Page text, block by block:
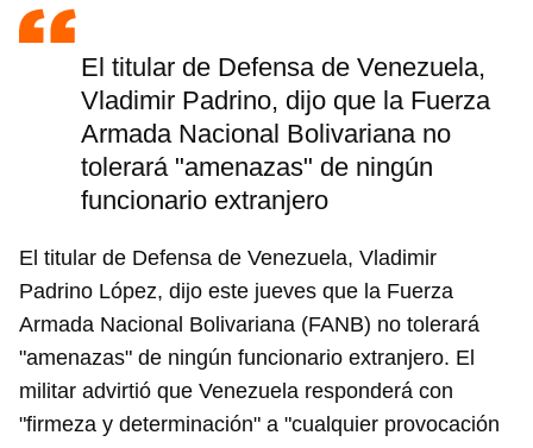
El titular de Defensa de Venezuela,
Vladimir Padrino, dijo que la Fuerza
Armada Nacional Bolivariana no
tolerará "amenazas" de ningún
funcionario extranjero
El titular de Defensa de Venezuela, Vladimir
Padrino López, dijo este jueves que la Fuerza
Armada Nacional Bolivariana (FANB) no tolerará
"amenazas" de ningún funcionario extranjero. El
militar advirtió que Venezuela responderá con
"firmeza y determinación" a "cualquier provocación